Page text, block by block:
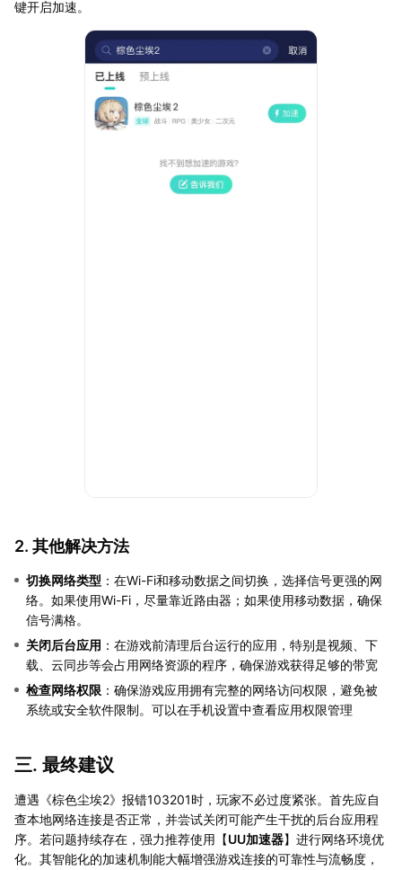
键开启加速。
2. 其他解决方法
切换网络类型 ：在Wi-Fi和移动数据之间切换，选择信号更强的网
络。如果使用Wi-Fi，尽量靠近路由器；如果使用移动数据，确保
信号满格。
关闭后台应用 ：在游戏前清理后台运行的应用，特别是视频、下
载、云同步等会占用网络资源的程序，确保游戏获得足够的带宽
检查网络权限 ：确保游戏应用拥有完整的网络访问权限，避免被
系统或安全软件限制。可以在手机设置中查看应用权限管理
三. 最终建议
遭遇《棕色尘埃2》报错103201时，玩家不必过度紧张。首先应自
查本地网络连接是否正常，并尝试关闭可能产生干扰的后台应用程
序。若问题持续存在，强力推荐使用【UU加速器】进行网络环境优
化。其智能化的加速机制能大幅增强游戏连接的可靠性与流畅度，